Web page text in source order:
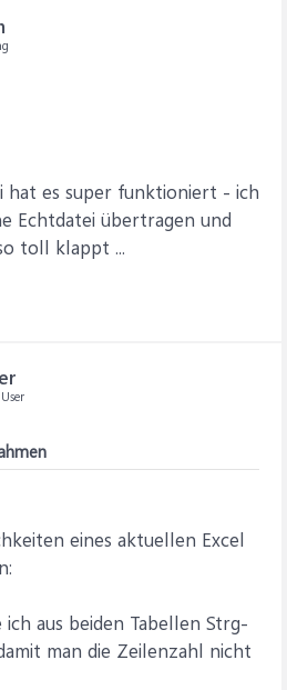
hat es super funktioniert - ich
Echtdatei übertragen und
toll klappt ...
eines aktuellen Excel
aus beiden Tabellen Strg-
man die Zeilenzahl nicht